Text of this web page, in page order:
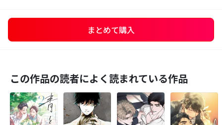
まとめて購入
この作品の読者によく読まれている作品